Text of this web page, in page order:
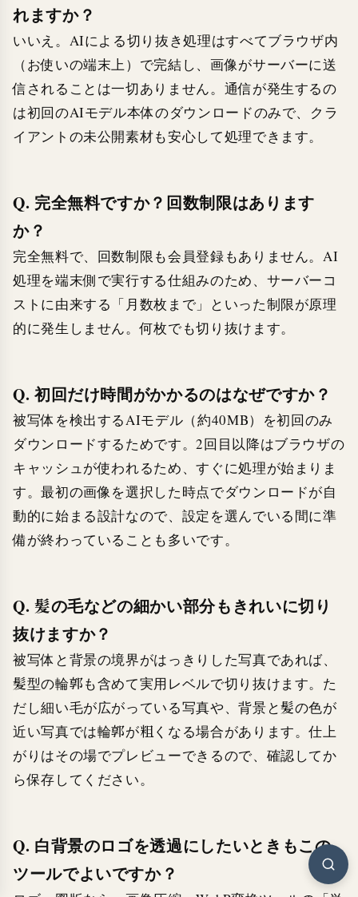
れますか？
いいえ。AIによる切り抜き処理はすべてブラウザ内
（お使いの端末上）で完結し、画像がサーバーに送
信されることは一切ありません。通信が発生するの
は初回のAIモデル本体のダウンロードのみで、クラ
イアントの未公開素材も安心して処理できます。
Q. 完全無料ですか？回数制限はあります
か？
完全無料で、回数制限も会員登録もありません。AI
処理を端末側で実行する仕組みのため、サーバーコ
ストに由来する「月数枚まで」といった制限が原理
的に発生しません。何枚でも切り抜けます。
Q. 初回だけ時間がかかるのはなぜですか？
被写体を検出するAIモデル（約40MB）を初回のみ
ダウンロードするためです。2回目以降はブラウザの
キャッシュが使われるため、すぐに処理が始まりま
す。最初の画像を選択した時点でダウンロードが自
動的に始まる設計なので、設定を選んでいる間に準
備が終わっていることも多いです。
Q. 髪の毛などの細かい部分もきれいに切り
抜けますか？
被写体と背景の境界がはっきりした写真であれば、
髪型の輪郭も含めて実用レベルで切り抜けます。た
だし細い毛が広がっている写真や、背景と髪の色が
近い写真では輪郭が粗くなる場合があります。仕上
がりはその場でプレビューできるので、確認してか
ら保存してください。
Q. 白背景のロゴを透過にしたいときもこの
ツールでよいですか？